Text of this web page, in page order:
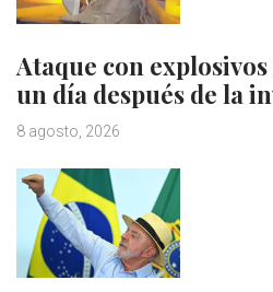
Ataque con
un día después de la
8 agosto, 2026